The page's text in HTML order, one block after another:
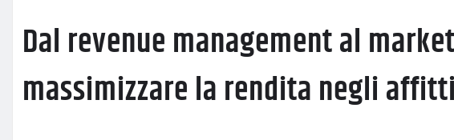
Dal revenue management al
massimizzare la rendita negli